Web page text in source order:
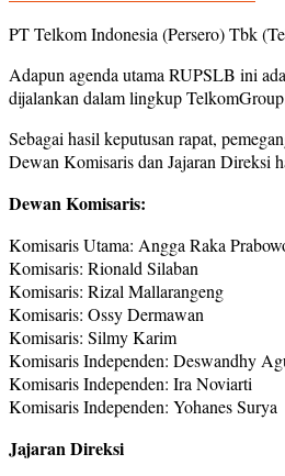
PT Telkom Indonesia (Persero) Tbk
Adapun agenda utama RUPSLB ini
dijalankan dalam lingkup
Sebagai hasil keputusan rapat,
Dewan Komisaris dan Jajaran Direksi
Dewan Komisaris:
Komisaris Utama: Angga Raka
Komisaris: Rionald Silaban
Komisaris: Rizal Mallarangeng
Komisaris: Ossy Dermawan
Komisaris: Silmy Karim
Komisaris Independen: Deswandhy
Komisaris Independen: Ira Noviarti
Komisaris Independen: Yohanes Surya
Jajaran Direksi